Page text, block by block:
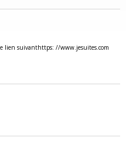
lien suivanthttps: //www.jesuites.com